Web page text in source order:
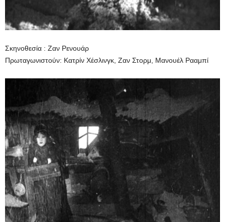
Σκηνοθεσία : Ζαν Ρενουάρ
Πρωταγωνιστούν: Κατρίν Χέσλινγκ, Ζαν Στορμ, Μανουέλ Ρααμπί